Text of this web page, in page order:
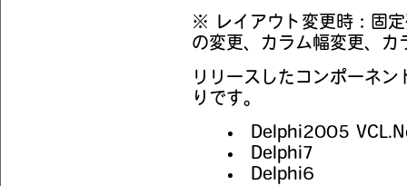
※ レイアウト変更時：固
の変更、カラム幅変更、カ
リリースしたコンポーネ
りです。
Delphi2005
Delphi7
Delphi6